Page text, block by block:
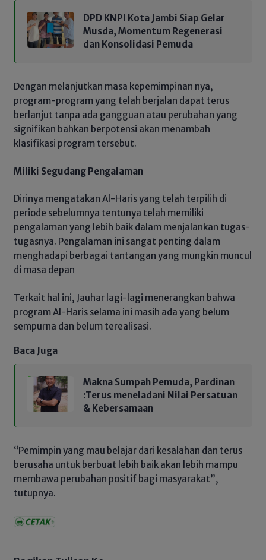
DPD KNPI Kota Jambi Siap Gelar
Musda, Momentum Regenerasi
dan Konsolidasi Pemuda
Dengan melanjutkan masa kepemimpinan nya,
program-program yang telah berjalan dapat terus
berlanjut tanpa ada gangguan atau perubahan yang
signifikan bahkan berpotensi akan menambah
klasifikasi program tersebut.
Miliki Segudang Pengalaman
Dirinya mengatakan Al-Haris yang telah terpilih di
periode sebelumnya tentunya telah memiliki
pengalaman yang lebih baik dalam menjalankan tugas-
tugasnya. Pengalaman ini sangat penting dalam
menghadapi berbagai tantangan yang mungkin muncul
di masa depan
Terkait hal ini, Jauhar lagi-lagi menerangkan bahwa
program Al-Haris selama ini masih ada yang belum
sempurna dan belum terealisasi.
Baca Juga
Makna Sumpah Pemuda, Pardinan
:Terus meneladani Nilai Persatuan
& Kebersamaan
“Pemimpin yang mau belajar dari kesalahan dan terus
berusaha untuk berbuat lebih baik akan lebih mampu
membawa perubahan positif bagi masyarakat”,
tutupnya.